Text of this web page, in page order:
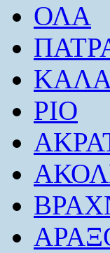
ΟΛΑ
ΡΙΟ